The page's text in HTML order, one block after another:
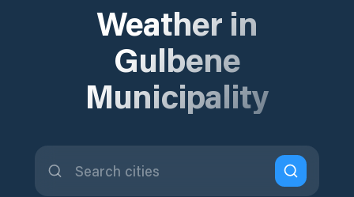
Weather in
Gulbene
Municipality